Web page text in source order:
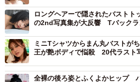
ロングヘアーで隠されたバスト
の2nd写真集が大反響 Tバックラ
ミニTシャツからまん丸バストが
王が艶ボディで悩殺 20代ラスト
全裸の後ろ姿とふくよかヒップ